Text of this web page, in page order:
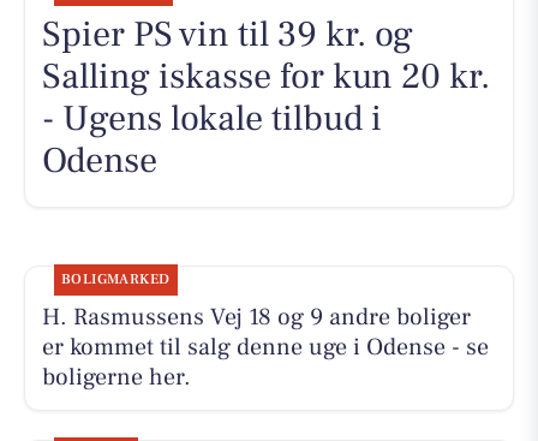
Spier PS vin til 39 kr. og
Salling iskasse for kun 20 kr.
- Ugens lokale tilbud i
Odense
BOLIGMARKED
H. Rasmussens Vej 18 og 9 andre boliger
er kommet til salg denne uge i Odense - se
boligerne her.